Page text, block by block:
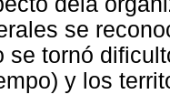
se
se tornó
y los